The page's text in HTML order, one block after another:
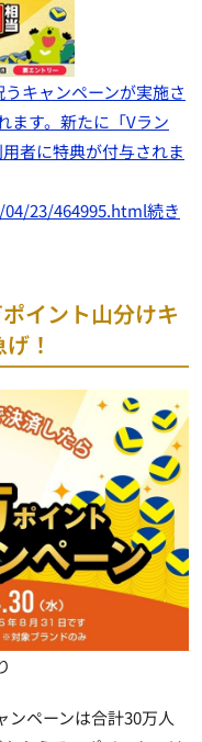
うキャンペーンが実施さ
ます。新たに「Vラン
者に特典が付与されま
23/464995.html続き
イント山分けキ
！
ンペーンは合計30万人